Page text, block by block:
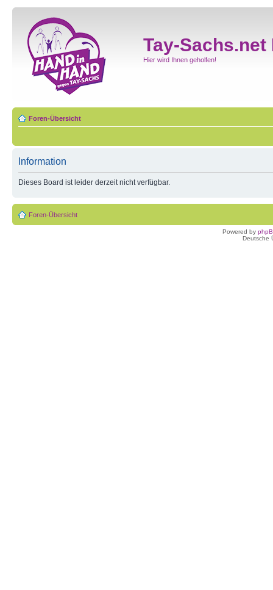
Tay-Sachs.net
Hier wird Ihnen geholfen!
Foren-Übersicht
Information
Dieses Board ist leider derzeit nicht verfügbar.
Foren-Übersicht
Powered by
Deutsche